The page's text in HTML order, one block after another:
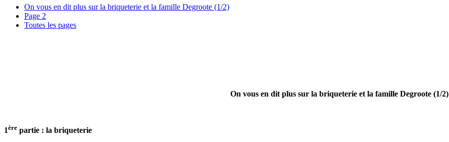
On vous en dit plus sur la briqueterie et la famille Degroote (1/2)
Page 2
Toutes les pages
On vous en dit plus sur la briqueterie et la famille Degroote (1/2)
1ère partie : la briqueterie